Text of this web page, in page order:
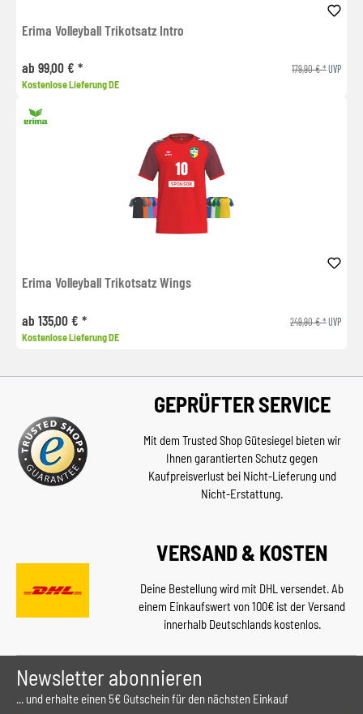
Erima Volleyball Trikotsatz Intro
ab 99,00 € * 179,90 € *UVP
Kostenlose Lieferung DE
Erima Volleyball Trikotsatz Wings
ab 135,00 € * 249,90 € *UVP
Kostenlose Lieferung DE
GEPRÜFTER SERVICE
Mit dem Trusted Shop Gütesiegel bieten wir
Ihnen garantierten Schutz gegen
Kaufpreisverlust bei Nicht-Lieferung und
Nicht-Erstattung.
VERSAND & KOSTEN
Deine Bestellung wird mit DHL versendet. Ab
einem Einkaufswert von 100€ ist der Versand
innerhalb Deutschlands kostenlos.
Newsletter abonnieren
... und erhalte einen 5€ Gutschein für den nächsten Einkauf